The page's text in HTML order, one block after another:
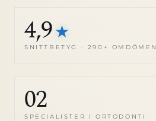
4,9★
SNITTBETYG · 290+ OMDÖMEN
02
SPECIALISTER I ORTODONTI